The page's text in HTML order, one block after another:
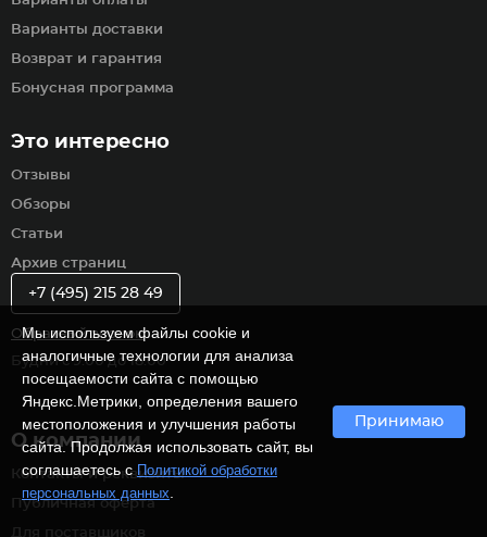
Варианты доставки
Возврат и гарантия
Бонусная программа
Это интересно
Отзывы
Обзоры
Статьи
Архив страниц
О компании
Контакты и реквизиты
Публичная оферта
Для поставщиков
+7 (495) 215 28 49
Обратный звонок
Будни с 9:00 до 18:00
Мы используем файлы cookie и
аналогичные технологии для анализа
посещаемости сайта с помощью
Яндекс.Метрики, определения вашего
местоположения и улучшения работы
сайта. Продолжая использовать сайт, вы
соглашаетесь сПолитикой обработки
персональных данных
Принимаю